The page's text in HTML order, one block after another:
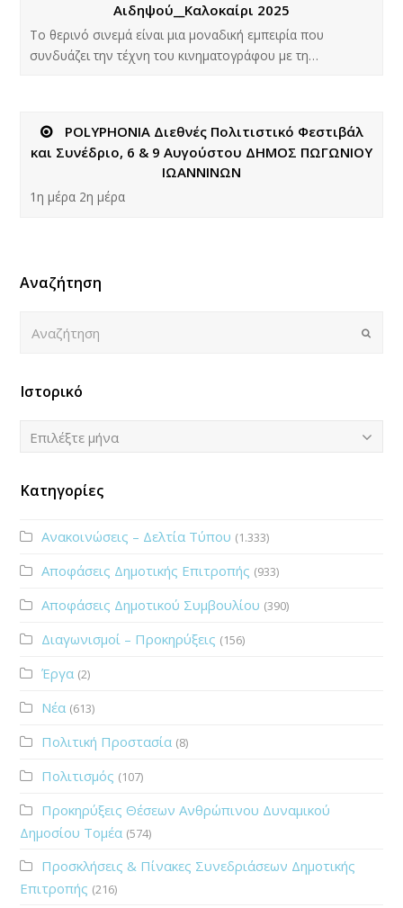
Αιδηψού__Καλοκαίρι 2025
Το θερινό σινεμά είναι μια μοναδική εμπειρία που
συνδυάζει την τέχνη του κινηματογράφου με τη…
POLYPHONIA Διεθνές Πολιτιστικό Φεστιβάλ
και Συνέδριο, 6 & 9 Αυγούστου ΔΗΜΟΣ ΠΩΓΩΝΙΟΥ
ΙΩΑΝΝΙΝΩΝ
1η μέρα 2η μέρα
Αναζήτηση
Submit
Ιστορικό
Ιστορικό
Επιλέξτε μήνα
Κατηγορίες
Ανακοινώσεις – Δελτία Τύπου (1.333)
Αποφάσεις Δημοτικής Επιτροπής (933)
Αποφάσεις Δημοτικού Συμβουλίου (390)
Διαγωνισμοί – Προκηρύξεις (156)
Έργα (2)
Νέα (613)
Πολιτική Προστασία (8)
Πολιτισμός (107)
Προκηρύξεις Θέσεων Ανθρώπινου Δυναμικού
Δημοσίου Τομέα (574)
Προσκλήσεις & Πίνακες Συνεδριάσεων Δημοτικής
Επιτροπής (216)